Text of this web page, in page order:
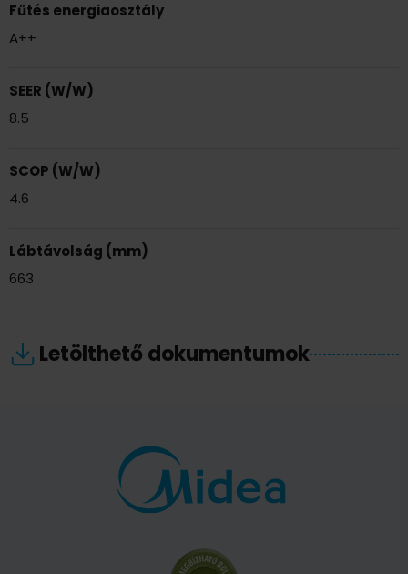
Fűtés energiaosztály
A++
SEER (W/W)
8.5
SCOP (W/W)
4.6
Lábtávolság (mm)
663
Letölthető dokumentumok